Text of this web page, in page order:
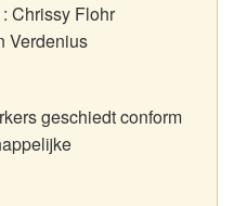
Chrissy Flohr
Verdenius
geschiedt conform